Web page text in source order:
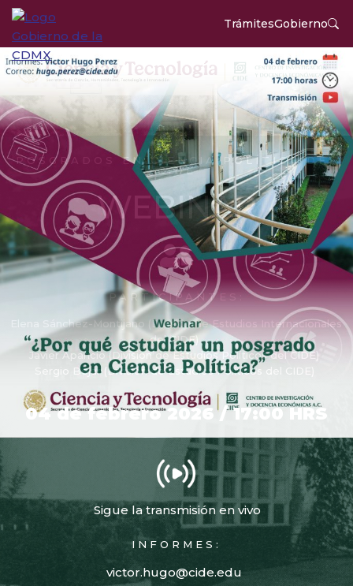
TrámitesGobierno
POSGRADOS EN CIENCIA POLÍTICA DEL
CIDE
WEBINAR
PARTICIPANTES:
Elena Sánchez-Montijano (División de Estudios Internacionales
del CIDE)
Javier Aparicio (División de Estudios Políticos del CIDE)
Sergio Béjar (División de Estudios Políticos del CIDE)
04 de febrero 2026 / 17:00 HRS
Sigue la transmisión en vivo
INFORMES:
victor.hugo@cide.edu